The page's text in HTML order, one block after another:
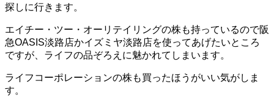
探しに行きます。
エイチー・ツー・オーリテイリングの株も持っているので阪
急OASIS淡路店かイズミヤ淡路店を使ってあげたいところ
ですが、ライフの品ぞろえに魅かれてしまいます。
ライフコーポレーションの株も買ったほうがいい気がしま
す。